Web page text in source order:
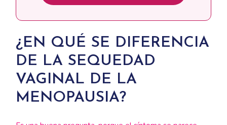
¿EN QUÉ SE DIFERENCIA
DE LA SEQUEDAD
VAGINAL DE LA
MENOPAUSIA?